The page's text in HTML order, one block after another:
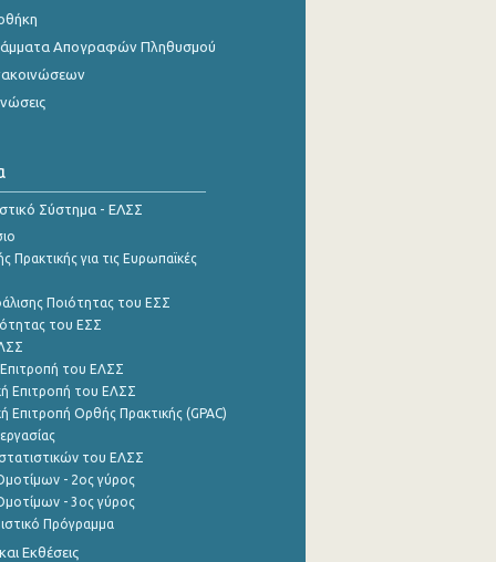
Απογραφών Πληθυσμού
Σύστημα - ΕΛΣΣ
Πρακτικής για τις Ευρωπαϊκές
Ποιότητας του ΕΣΣ
του ΕΣΣ
Επιτροπή του ΕΛΣΣ
Επιτροπή του ΕΛΣΣ
Επιτροπή Ορθής Πρακτικής (GPAC)
του ΕΛΣΣ
- 2ος γύρος
- 3ος γύρος
Πρόγραμμα
Εκθέσεις